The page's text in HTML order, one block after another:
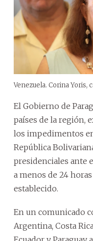
Venezuela. Corina Yoris,
El Gobierno de
países de la región,
los impedimentos
República
presidenciales ante
a menos de 24
establecido.
En un comunicado
Argentina, Costa